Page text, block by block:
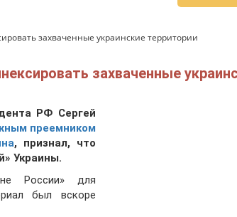
захваченные украинские территории
захваченные
РФ Сергей
преемником
, признал, что
Украины.
России» для
был вскоре